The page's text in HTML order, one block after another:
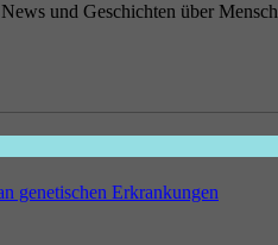
News und Geschichten über
genetischen Erkrankungen